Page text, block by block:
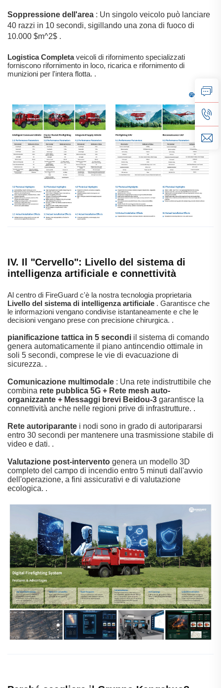
Soppressione dell'area : Un singolo veicolo può lanciare
40 razzi in 10 secondi, sigillando una zona di fuoco di
10.000 $m^2$ .
Logistica Completaveicoli di rifornimento specializzati
forniscono rifornimento in loco, ricarica e rifornimento di
munizioni per l'intera flotta. .
IV. Il "Cervello": Livello del sistema di
intelligenza artificiale e connettività
Al centro di FireGuard c'è la nostra tecnologia proprietaria
Livello del sistema di intelligenza artificiale . Garantisce che
le informazioni vengano condivise istantaneamente e che le
decisioni vengano prese con precisione chirurgica. .
pianificazione tattica in 5 secondi il sistema di comando
genera automaticamente il piano antincendio ottimale in
soli 5 secondi, comprese le vie di evacuazione di
sicurezza. .
Comunicazione multimodale : Una rete indistruttibile che
combina rete pubblica 5G + Rete mesh auto-
organizzante + Messaggi brevi Beidou-3 garantisce la
connettività anche nelle regioni prive di infrastrutture. .
Rete autoriparante i nodi sono in grado di autoripararsi
entro 30 secondi per mantenere una trasmissione stabile di
video e dati. .
Valutazione post-intervento genera un modello 3D
completo del campo di incendio entro 5 minuti dall'avvio
dell'operazione, a fini assicurativi e di valutazione
ecologica. .